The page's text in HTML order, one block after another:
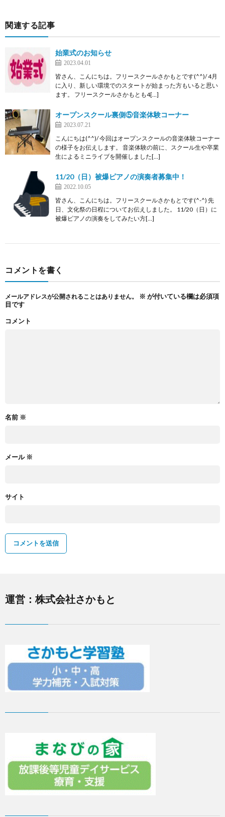
関連する記事
始業式のお知らせ
2023.04.01
皆さん、こんにちは。フリースクールさかもとです(^^)/ 4月
に入り、新しい環境でのスタートが始まった方もいると思い
ます。 フリースクールさかもとも4[…]
オープンスクール裏側⑤音楽体験コーナー
2023.07.21
こんにちは(^^)/ 今回はオープンスクールの音楽体験コーナー
の様子をお伝えします。 音楽体験の前に、スクール生や卒業
生によるミニライブを開催しました[…]
11/20（日）被爆ピアノの演奏者募集中！
2022.10.05
皆さん、こんにちは。フリースクールさかもとです(^-^) 先
日、文化祭の日程についてお伝えしました。 11/20（日）に
被爆ピアノの演奏をしてみたい方[…]
コメントを書く
メールアドレスが公開されることはありません。 ※ が付いている欄は必須項
目です
コメント
名前 ※
メール ※
サイト
運営：株式会社さかもと